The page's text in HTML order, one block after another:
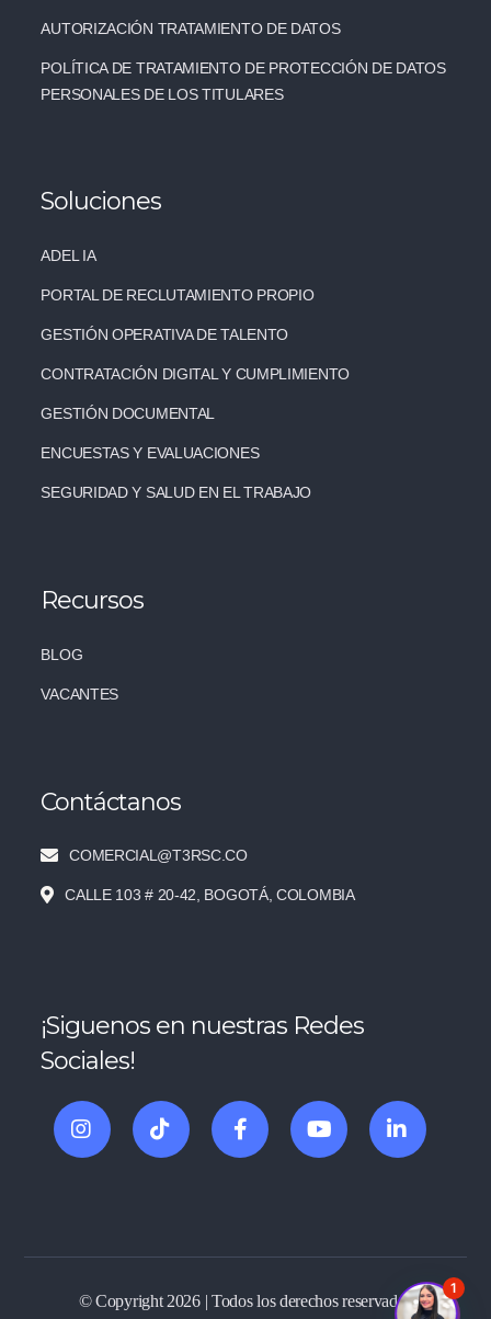
AUTORIZACIÓN TRATAMIENTO DE DATOS
POLÍTICA DE TRATAMIENTO DE PROTECCIÓN DE DATOS
PERSONALES DE LOS TITULARES
Soluciones
ADEL IA
PORTAL DE RECLUTAMIENTO PROPIO
GESTIÓN OPERATIVA DE TALENTO
CONTRATACIÓN DIGITAL Y CUMPLIMIENTO
GESTIÓN DOCUMENTAL
ENCUESTAS Y EVALUACIONES
SEGURIDAD Y SALUD EN EL TRABAJO
Recursos
BLOG
VACANTES
Contáctanos
COMERCIAL@T3RSC.CO
CALLE 103 # 20-42, BOGOTÁ, COLOMBIA
¡Siguenos en nuestras Redes
Sociales!
© Copyright 2026 | Todos los derechos reservados
1